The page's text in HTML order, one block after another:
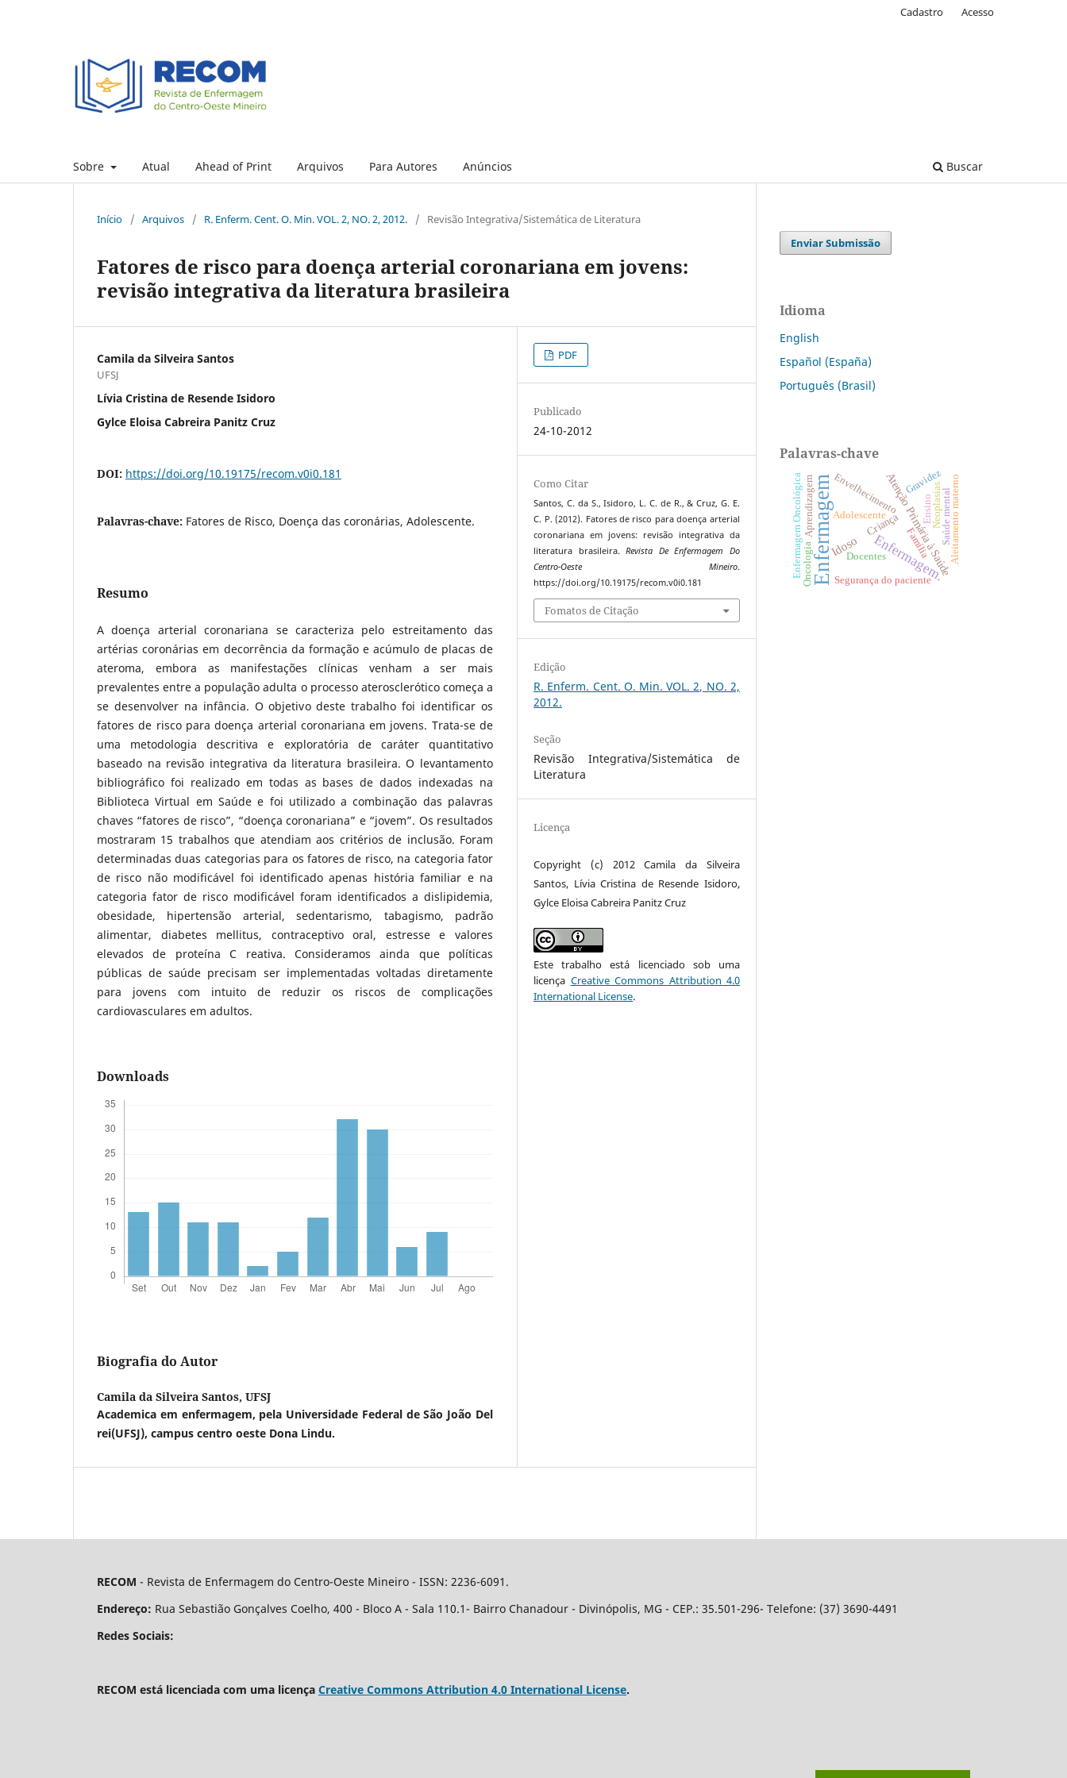
Sobre Atual Ahead of Print Arquivos Para Autores Anúncios Buscar
Cadastro Acesso
Início / Arquivos / R. Enferm. Cent. O. Min. VOL. 2, NO. 2, 2012. / Revisão Integrativa/Sistemática de Literatura
Fatores de risco para doença arterial coronariana em jovens:
revisão integrativa da literatura brasileira
Camila da Silveira Santos
UFSJ
Lívia Cristina de Resende Isidoro
Gylce Eloisa Cabreira Panitz Cruz
DOI: https://doi.org/10.19175/recom.v0i0.181
Palavras-chave: Fatores de Risco, Doença das coronárias, Adolescente.
Resumo
A doença arterial coronariana se caracteriza pelo estreitamento das
artérias coronárias em decorrência da formação e acúmulo de placas de
ateroma, embora as manifestações clínicas venham a ser mais
prevalentes entre a população adulta o processo aterosclerótico começa a
se desenvolver na infância. O objetivo deste trabalho foi identificar os
fatores de risco para doença arterial coronariana em jovens. Trata-se de
uma metodologia descritiva e exploratória de caráter quantitativo
baseado na revisão integrativa da literatura brasileira. O levantamento
bibliográfico foi realizado em todas as bases de dados indexadas na
Biblioteca Virtual em Saúde e foi utilizado a combinação das palavras
chaves “fatores de risco”, “doença coronariana” e “jovem”. Os resultados
mostraram 15 trabalhos que atendiam aos critérios de inclusão. Foram
determinadas duas categorias para os fatores de risco, na categoria fator
de risco não modificável foi identificado apenas história familiar e na
categoria fator de risco modificável foram identificados a dislipidemia,
obesidade, hipertensão arterial, sedentarismo, tabagismo, padrão
alimentar, diabetes mellitus, contraceptivo oral, estresse e valores
elevados de proteína C reativa. Consideramos ainda que políticas
públicas de saúde precisam ser implementadas voltadas diretamente
para jovens com intuito de reduzir os riscos de complicações
cardiovasculares em adultos.
Downloads
Biografia do Autor
Camila da Silveira Santos, UFSJ
Academica em enfermagem, pela Universidade Federal de São João Del
rei(UFSJ), campus centro oeste Dona Lindu.
PDF
Publicado
24-10-2012
Como Citar
Santos, C. da S., Isidoro, L. C. de R., & Cruz, G. E.
C. P. (2012). Fatores de risco para doença arterial
coronariana em jovens: revisão integrativa da
literatura brasileira.Revista De Enfermagem Do
Centro-Oeste Mineiro.
https://doi.org/10.19175/recom.v0i0.181
Fomatos de Citação
Edição
R. Enferm. Cent. O. Min. VOL. 2, NO. 2,
2012.
Seção
Revisão Integrativa/Sistemática de
Literatura
Licença
Copyright (c) 2012 Camila da Silveira
Santos, Lívia Cristina de Resende Isidoro,
Gylce Eloisa Cabreira Panitz Cruz
Este trabalho está licenciado sob uma
licença Creative Commons Attribution 4.0
International License.
Enviar Submissão
Idioma
English
Español (España)
Português (Brasil)
Palavras-chave
Enfermagem Enfermagem.
Idoso Atenção Primária à Saúde
Criança
Envelhecimento
Adolescente
Família Aleitamento materno
Ensino
Segurança do paciente
NeoplasiasSaúde mental
Oncologia Docentes
Enfermagem OncológicaAprendizagem Gravidez
RECOM - Revista de Enfermagem do Centro-Oeste Mineiro - ISSN: 2236-6091.
Endereço: Rua Sebastião Gonçalves Coelho, 400 - Bloco A - Sala 110.1- Bairro Chanadour - Divinópolis, MG - CEP.: 35.501-296- Telefone: (37) 3690-4491
Redes Sociais:
RECOM está licenciada com uma licença Creative Commons Attribution 4.0 International License.